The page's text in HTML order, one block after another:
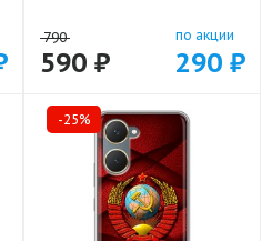
790
590 ₽
по акции
290 ₽
-25%